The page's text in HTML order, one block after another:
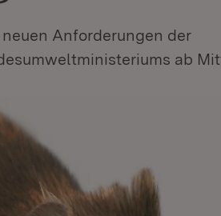
Anforderungen der
ab